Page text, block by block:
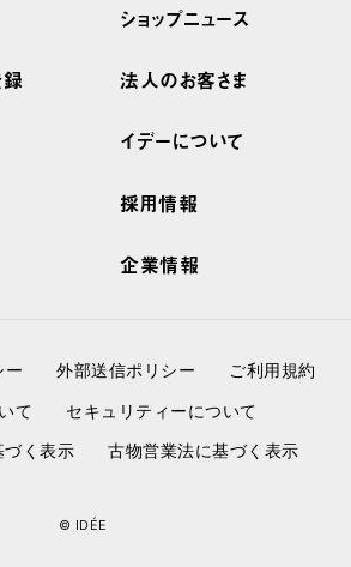
録
ショップニュース
法人のお客さま
イデーについて
採用情報
企業情報
ー 外部送信ポリシー
ご利用規約
て
セキュリティーについて
づく表示
古物営業法に基づく表示
© IDÉE